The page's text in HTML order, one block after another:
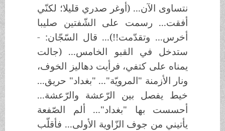
نتساوى الآن... (أوغر صدري قليلا؛ لكنّي
أفقت... رسمت على الشّفتين صليبا
أخرس... وتقدّمت!!)... قال السّجّان: -
ستدخل في القبو الخامس... (جالت
يمناه على كتفي، فرأيت دهاليز الخوف،
ونار الأزمنة "المرويّة"... "بغداد" حريق...
خيط يفصل بين الرّعشة والرّعشة...
أحسست بها "بغداد"... ألم الصّفعة
يأتيني من جوف الزّاوية الأولى... فأقلّب